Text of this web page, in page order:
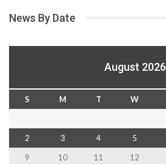
News By Date
August 2026
S M T W
2
3 4 5
9
10 11 12